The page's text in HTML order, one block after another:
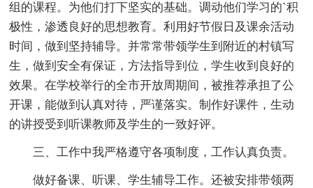
组的课程。为他们打下坚实的基础。调动他们学习的`积
极性，渗透良好的思想教育。利用好节假日及课余活动
时间，做到坚持辅导。并常常带领学生到附近的村镇写
生，做到安全有保证，方法指导到位，学生收到良好的
效果。在学校举行的全市开放周期间，被推荐承担了公
开课，能做到认真对待，严谨落实。制作好课件，生动
的讲授受到听课教师及学生的一致好评。
三、工作中我严格遵守各项制度，工作认真负责。
做好备课、听课、学生辅导工作。还被安排带领两